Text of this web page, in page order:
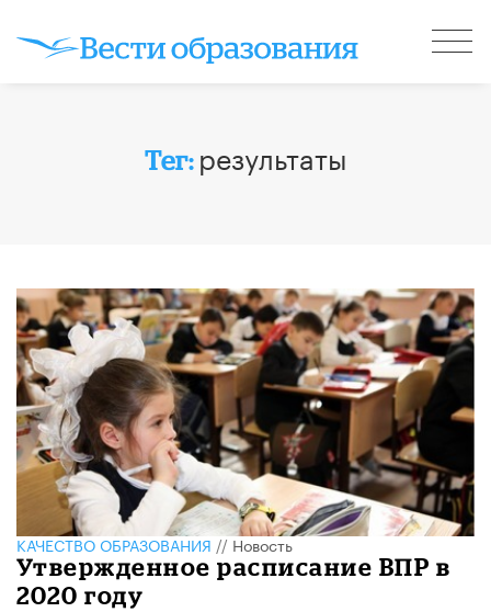
Тег: результаты
КАЧЕСТВО ОБРАЗОВАНИЯ //Новость
Утвержденное расписание ВПР в
2020 году